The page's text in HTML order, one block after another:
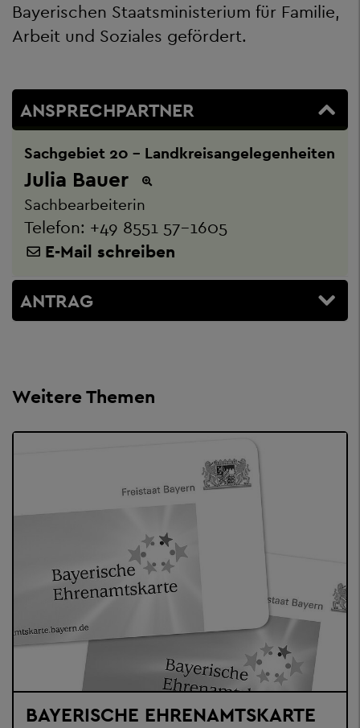
Bayerischen Staatsministerium für Familie,
Arbeit und Soziales gefördert.
ANSPRECHPARTNER
Sachgebiet 20 - Landkreisangelegenheiten
Julia Bauer
Sachbearbeiterin
Telefon: +49 8551 57-1605
E-Mail schreiben
ANTRAG
Weitere Themen
BAYERISCHE EHRENAMTSKARTE